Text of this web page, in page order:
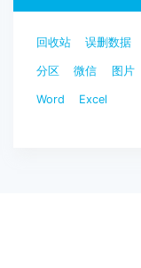
回收站 误删数据
分区 微信 图片
Word Excel